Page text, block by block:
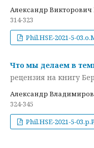
Александр
314-323
Phil.HSE-2021-5-
Что мы делаем в
рецензия на книгу
Александр
324-345
Phil.HSE-2021-5-